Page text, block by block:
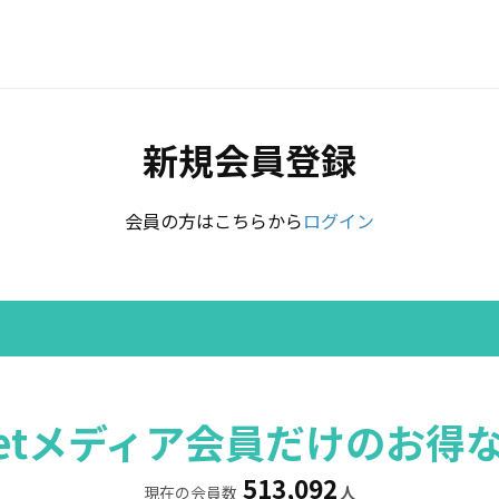
新規会員登録
会員の方はこちらからログイン
ディア会員だけのお得
現在の会員数 513,092人